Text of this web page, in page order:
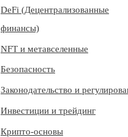
DeFi (Децентрализованные
финансы)
NFT и метавселенные
Безопасность
Законодательство и
Инвестиции и трейдинг
Крипто-основы